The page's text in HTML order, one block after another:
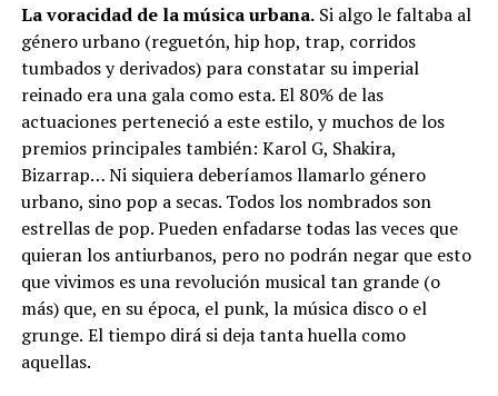
La voracidad de la música urbana.Si algo le faltaba al
género urbano (reguetón, hip hop, trap, corridos
tumbados y derivados) para constatar su imperial
reinado era una gala como esta. El 80% de las
actuaciones perteneció a este estilo, y muchos de los
premios principales también: Karol G, Shakira,
Bizarrap… Ni siquiera deberíamos llamarlo género
urbano, sino pop a secas. Todos los nombrados son
estrellas de pop. Pueden enfadarse todas las veces que
quieran los antiurbanos, pero no podrán negar que esto
que vivimos es una revolución musical tan grande (o
más) que, en su época, el punk, la música disco o el
grunge. El tiempo dirá si deja tanta huella como
aquellas.